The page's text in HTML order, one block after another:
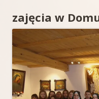
zajęcia w